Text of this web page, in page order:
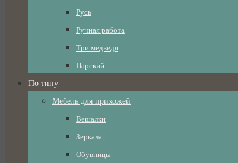
Русь
Ручная работа
Три медведя
Царский
По типу
Мебель для прихожей
Вешалки
Зеркала
Обувницы